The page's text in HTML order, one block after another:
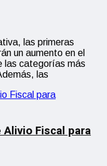
las primeras
un aumento en el
las categorías más
las
Fiscal para